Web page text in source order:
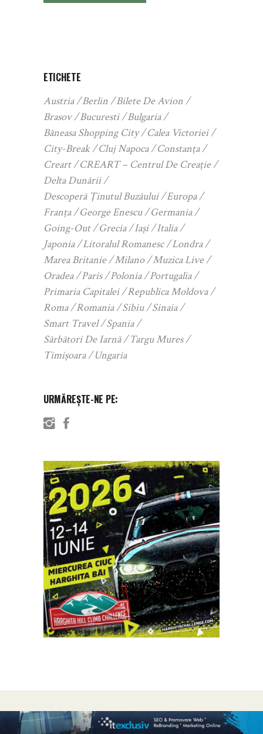
ETICHETE
Austria Berlin
Bilete De Avion
Brasov
Bucuresti
Bulgaria
Băneasa Shopping City
Calea Victoriei
City-Break
Cluj Napoca
Constanța
Creart
CREART – Centrul De Creație
Delta Dunării
Descoperă Ținutul Buzăului
Europa
Franța
George Enescu
Germania
Going-Out
Grecia Iași
Italia
Japonia
Litoralul Romanesc
Londra
Marea Britanie
Milano
Muzica Live
Oradea
Paris Polonia
Portugalia
Primaria Capitalei
Republica Moldova
Roma
Romania Sibiu
Sinaia
Smart Travel
Spania
Sărbători De Iarnă
Targu Mures
Timișoara
Ungaria
URMĂREȘTE-NE PE: